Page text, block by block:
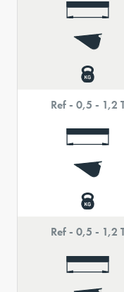
Ref - 0,5 - 1,2
Ref - 0,5 - 1,2